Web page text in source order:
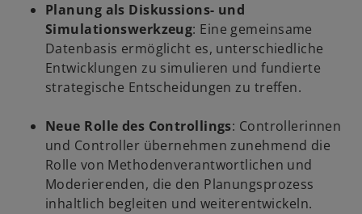
Planung als Diskussions- und
Simulationswerkzeug: Eine gemeinsame
Datenbasis ermöglicht es, unterschiedliche
Entwicklungen zu simulieren und fundierte
strategische Entscheidungen zu treffen.
Neue Rolle des Controllings: Controllerinnen
und Controller übernehmen zunehmend die
Rolle von Methodenverantwortlichen und
Moderierenden, die den Planungsprozess
inhaltlich begleiten und weiterentwickeln.
e